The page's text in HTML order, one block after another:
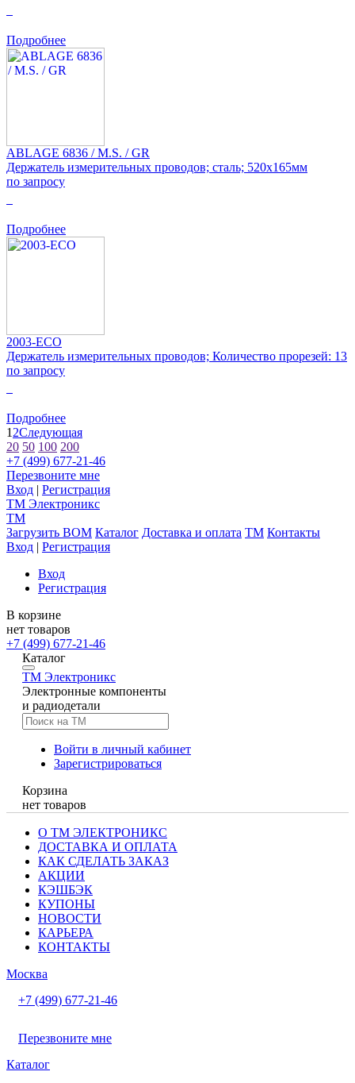
Подробнее
ABLAGE 6836 / M.S. / GR
Держатель измерительных проводов; сталь; 520x165мм
по запросу
Подробнее
2003-ECO
Держатель измерительных проводов; Количество прорезей: 13
по запросу
Подробнее
1 2Следующая
20 50 100 200
+7 (499) 677-21-46
Перезвоните мне
Вход | Регистрация
TM Электроникс
TM
Загрузить BOM Каталог Доставка и оплата TM Контакты
Вход | Регистрация
Вход
Регистрация
В корзине
нет товаров
+7 (499) 677-21-46
Каталог
TM Электроникс
Электронные компоненты
и радиодетали
Войти в личный кабинет
Зарегистрироваться
Корзина
нет товаров
О ТМ ЭЛЕКТРОНИКС
ДОСТАВКА И ОПЛАТА
КАК СДЕЛАТЬ ЗАКАЗ
АКЦИИ
КЭШБЭК
КУПОНЫ
НОВОСТИ
КАРЬЕРА
КОНТАКТЫ
Москва
+7 (499) 677-21-46
Перезвоните мне
Каталог